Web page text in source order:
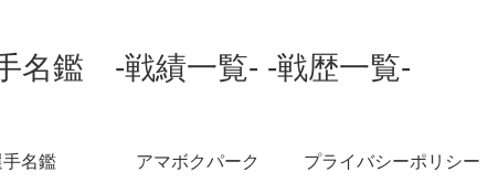
名鑑 -戦績一覧- -戦歴一覧-
名鑑 アマボクパーク プライバシーポリシー